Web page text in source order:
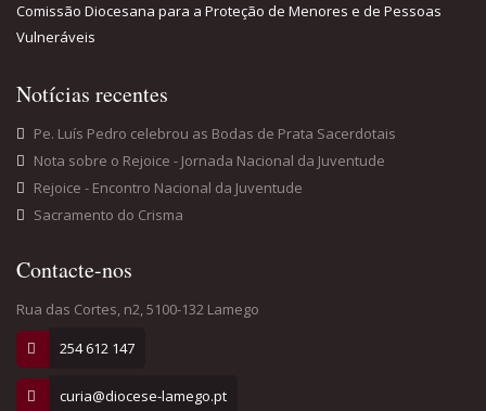
Comissão Diocesana para a Proteção de Menores e de Pessoas
Vulneráveis
Notícias recentes
Pe. Luís Pedro celebrou as Bodas de Prata Sacerdotais
Nota sobre o Rejoice - Jornada Nacional da Juventude
Rejoice - Encontro Nacional da Juventude
Sacramento do Crisma
Contacte-nos
Rua das Cortes, n2, 5100-132 Lamego
254 612 147
curia@diocese-lamego.pt